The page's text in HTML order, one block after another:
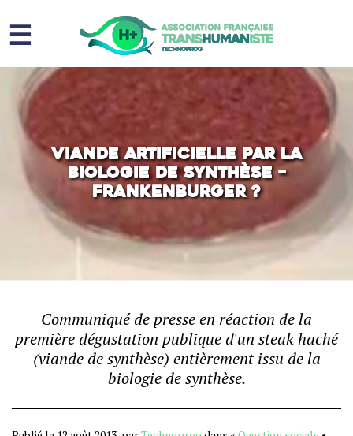
☰
Homme augmenté
Immortalité ?
Question sociale
Risques
Contact
Viande artificielle par la
biologie de synthèse –
Frankenburger ?
Communiqué de presse en réaction de la
première dégustation publique d'un steak haché
(viande de synthèse) entièrement issu de la
biologie de synthèse.